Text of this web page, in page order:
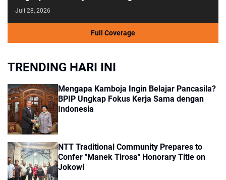
Juli 28, 2026
Full Coverage
TRENDING HARI INI
Mengapa Kamboja Ingin Belajar Pancasila?
BPIP Ungkap Fokus Kerja Sama dengan
Indonesia
NTT Traditional Community Prepares to
Confer "Manek Tirosa" Honorary Title on
Jokowi